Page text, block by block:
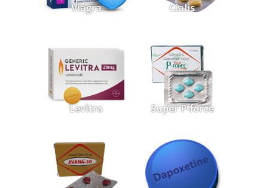
Viagra Cialis
Levitra Super P-force